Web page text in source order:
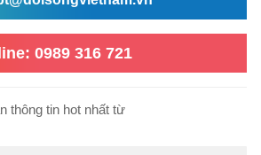
0989 316 721
thông tin hot nhất từ